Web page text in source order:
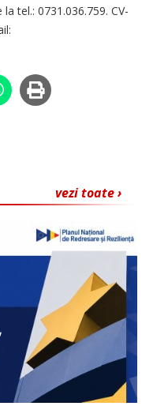
tel.: 0731.036.759. CV-
vezi toate ›